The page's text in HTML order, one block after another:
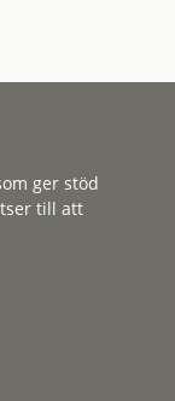
ger stöd
till att